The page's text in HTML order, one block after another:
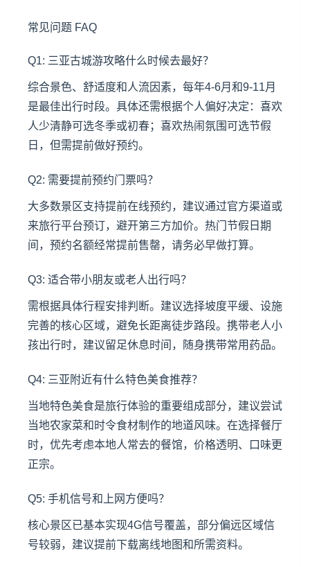
常见问题 FAQ
Q1: 三亚古城游攻略什么时候去最好？
综合景色、舒适度和人流因素，每年4-6月和9-11月
是最佳出行时段。具体还需根据个人偏好决定：喜欢
人少清静可选冬季或初春；喜欢热闹氛围可选节假
日，但需提前做好预约。
Q2: 需要提前预约门票吗？
大多数景区支持提前在线预约，建议通过官方渠道或
来旅行平台预订，避开第三方加价。热门节假日期
间，预约名额经常提前售罄，请务必早做打算。
Q3: 适合带小朋友或老人出行吗？
需根据具体行程安排判断。建议选择坡度平缓、设施
完善的核心区域，避免长距离徒步路段。携带老人小
孩出行时，建议留足休息时间，随身携带常用药品。
Q4: 三亚附近有什么特色美食推荐？
当地特色美食是旅行体验的重要组成部分，建议尝试
当地农家菜和时令食材制作的地道风味。在选择餐厅
时，优先考虑本地人常去的餐馆，价格透明、口味更
正宗。
Q5: 手机信号和上网方便吗？
核心景区已基本实现4G信号覆盖，部分偏远区域信
号较弱，建议提前下载离线地图和所需资料。